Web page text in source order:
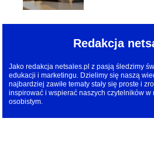
Redakcja
Jako redakcja netsales.pl z pasją śledzimy
edukacji i marketingu. Dzielimy się naszą
najbardziej zawiłe tematy stały się proste i
inspirować i wspierać naszych czytelników w
osobistym.